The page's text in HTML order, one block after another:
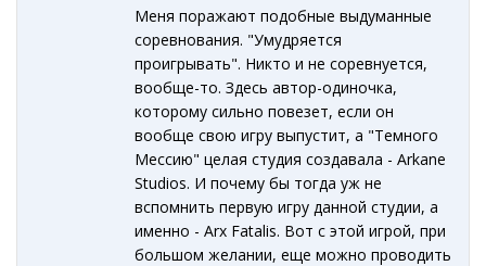
Меня поражают подобные выдуманные
соревнования. "Умудряется
проигрывать". Никто и не соревнуется,
вообще-то. Здесь автор-одиночка,
которому сильно повезет, если он
вообще свою игру выпустит, а "Темного
Мессию" целая студия создавала - Arkane
Studios. И почему бы тогда уж не
вспомнить первую игру данной студии, а
именно - Arx Fatalis. Вот с этой игрой, при
большом желании, еще можно проводить